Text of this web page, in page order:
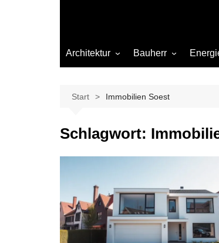
Architektur Bauherr
Beleuchtung
Materialien
Ökologisch bauen
Sanierung
Hygiene
Start Immobilien Soest
Schlagwort: